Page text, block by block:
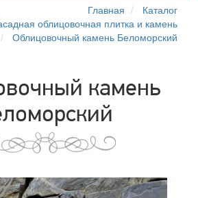
Главная
Каталог
облицовочная плитка и камень
Облицовочный камень Беломорский
камень